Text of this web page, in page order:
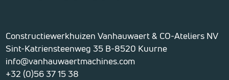
Constructiewerkhuizen Vanhauwaert & CO-Ateliers NV
Sint-Katriensteenweg 35 B-8520 Kuurne
info@vanhauwaertmachines.com
+32 (0)56 37 15 38